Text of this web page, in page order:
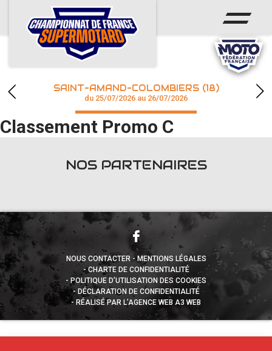
ACCUEIL
ACTUS
CALENDRIER
CHAMPIONNAT
RÉSULTATS
SAINT-AMAND-COLOMBIERS (18)
du 25/07/2026 au 26/07/2026
Classement Promo C
NOS PARTENAIRES
NOUS CONTACTER
MENTIONS LÉGALES
CHARTE DE CONFIDENTIALITÉ
POLITIQUE D’UTILISATION DES COOKIES
DÉCLARATION DE CONFIDENTIALITÉ
RÉALISÉ PAR L’AGENCE WEB A3 WEB